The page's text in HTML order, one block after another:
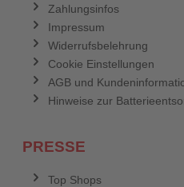
Zahlungsinfos
Impressum
Widerrufsbelehrung
Cookie Einstellungen
AGB und
Hinweise zur
PRESSE
Top Shops